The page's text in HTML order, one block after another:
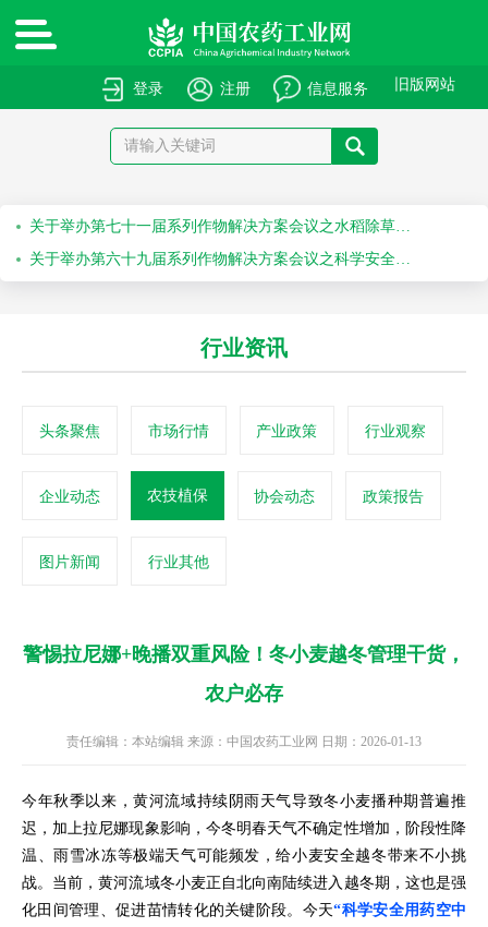
旧版网站
信息服务
注册
登录
绿色高质量农药产品报送指南
关于申报绿色高质量农药产品的通知
关于召开“第十届农药安全科学使用专题会”的通知
关于召开“2026斯里兰卡国际农化产品展览会”的通知
关于举办第七十一届系列作物解决方案会议之水稻除草剂科学安全使用培训会的通知
关于举办第六十九届系列作物解决方案会议之科学安全使用农药及作物单产提升技术培训会的通知
行业资讯
头条聚焦 市场行情 产业政策 行业观察
企业动态 农技植保 协会动态 政策报告
图片新闻 行业其他
警惕拉尼娜+晚播双重风险！冬小麦越冬管理干货，
农户必存
责任编辑：本站编辑 来源：中国农药工业网 日期：2026-01-13
今年秋季以来，黄河流域持续阴雨天气导致冬小麦播种期普遍推
迟，加上拉尼娜现象影响，今冬明春天气不确定性增加，阶段性降
温、雨雪冰冻等极端天气可能频发，给小麦安全越冬带来不小挑
战。当前，黄河流域冬小麦正自北向南陆续进入越冬期，这也是强
化田间管理、促进苗情转化的关键阶段。今天“科学安全用药空中